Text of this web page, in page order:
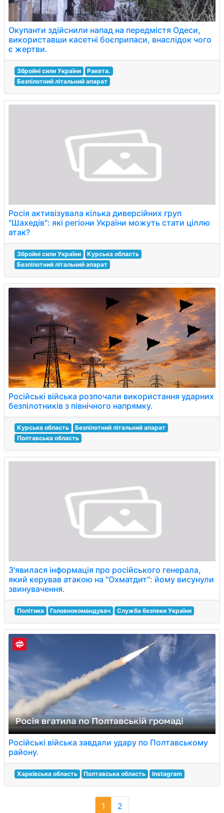
Окупанти здійснили напад на передмістя Одеси,
використавши касетні боєприпаси, внаслідок чого
є жертви.
Збройні сили України
Ракета.
Безпілотний літальний апарат
Росія активізувала кілька диверсійних груп
"Шахедів": які регіони України можуть стати ціллю
атак?
Збройні сили України
Курська область
Безпілотний літальний апарат
Російські війська розпочали використання ударних
безпілотників з північного напрямку.
Курська область
Безпілотний літальний апарат
Полтавська область
З'явилася інформація про російського генерала,
який керував атакою на "Охматдит": йому висунули
звинувачення.
Політика Головнокомандувач Служба безпеки України
Російські війська завдали удару по Полтавському
району.
Харківська область Полтавська область Instagram
1 2